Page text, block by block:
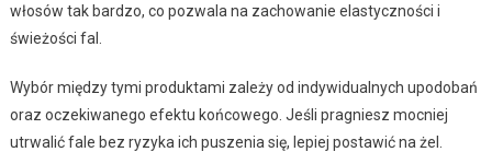
włosów tak bardzo, co pozwala na zachowanie elastyczności i
świeżości fal.
Wybór między tymi produktami zależy od indywidualnych upodobań
oraz oczekiwanego efektu końcowego. Jeśli pragniesz mocniej
utrwalić fale bez ryzyka ich puszenia się, lepiej postawić na żel.